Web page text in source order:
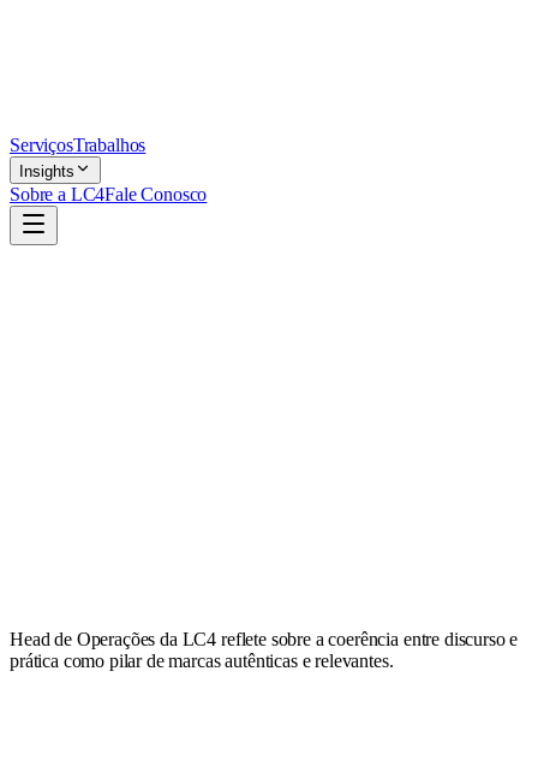
ServiçosTrabalhos
Insights
Sobre a LC4Fale Conosco
Head de Operações da LC4 reflete sobre a coerência entre discurso e
prática como pilar de marcas autênticas e relevantes.